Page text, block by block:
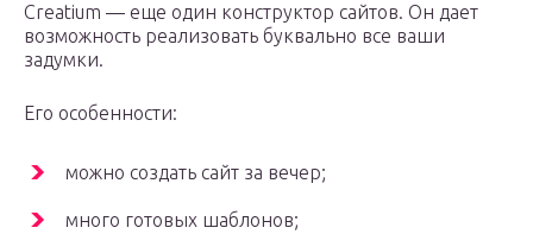
Creatium — еще один конструктор сайтов. Он дает
возможность реализовать буквально все ваши
задумки.
Его особенности:
можно создать сайт за вечер;
много готовых шаблонов;